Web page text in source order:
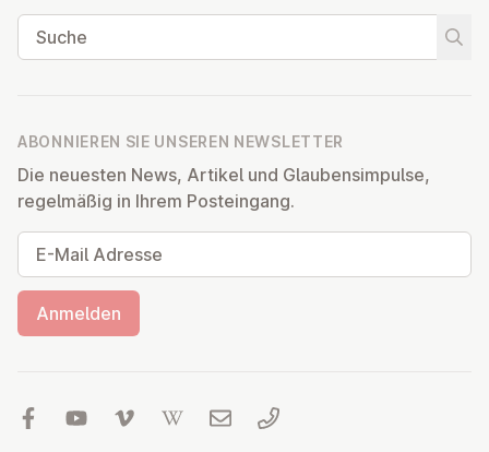
Suche
ABONNIEREN SIE UNSEREN NEWSLETTER
Die neuesten News, Artikel und Glaubensimpulse,
regelmäßig in Ihrem Posteingang.
E-Mail Adresse
Anmelden